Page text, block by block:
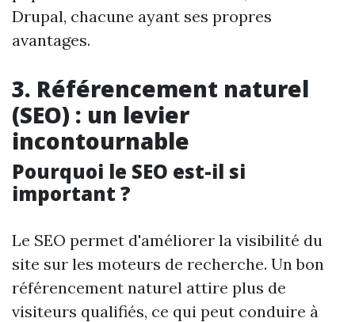
Drupal, chacune ayant ses propres
avantages.
3. Référencement naturel
(SEO) : un levier
incontournable
Pourquoi le SEO est-il si
important ?
Le SEO permet d'améliorer la visibilité du
site sur les moteurs de recherche. Un bon
référencement naturel attire plus de
visiteurs qualifiés, ce qui peut conduire à